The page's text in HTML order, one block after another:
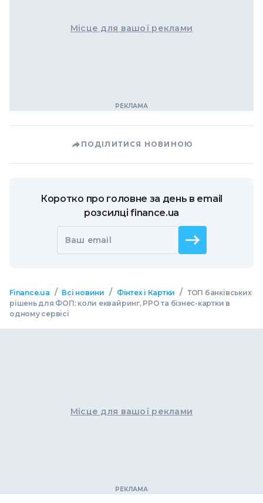
Місце для вашої реклами
ПОДІЛИТИСЯ НОВИНОЮ
Коротко про головне за день в email
розсилці finance.ua
Ваш email
Finance.ua / Всі новини / Фінтех і Картки / ТОП банківських
рішень для ФОП: коли еквайринг, РРО та бізнес-картки в
одному сервісі
Місце для вашої реклами